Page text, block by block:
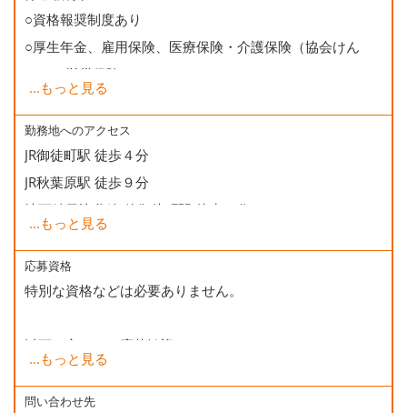
○資格報奨制度あり
○厚生年金、雇用保険、医療保険・介護保険（協会けん
ぽ）、労災保険
○健康診断
○資格取得支援（受験学校併設)
○誕生日会
...もっと見る
勤務地へのアクセス
JR御徒町駅 徒歩４分
JR秋葉原駅 徒歩９分
地下鉄日比谷線 仲御徒町駅 徒歩２分
地下鉄銀座線 末広町駅 徒歩５分
地下鉄大江戸線 上野御徒町駅 徒歩５分
...もっと見る
応募資格
特別な資格などは必要ありません。
以下の方からの応募歓迎です。
・Excel等のパソコン業務経験
・標準化・マニュアル等に興味がある方
...もっと見る
問い合わせ先